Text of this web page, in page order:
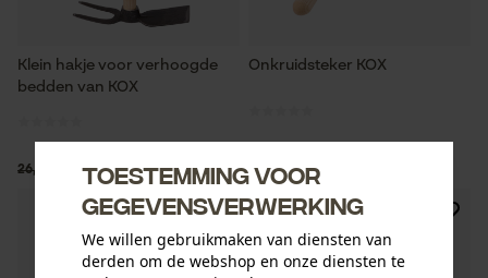
Klein hakje voor verhoogde
bedden van KOX
26,33 € 10,07 €*
Onkruidsteker KOX
18,20 € 7,02 €*
SALE
Toestemming voor
gegevensverwerking
We willen gebruikmaken van diensten van
derden om de webshop en onze diensten te